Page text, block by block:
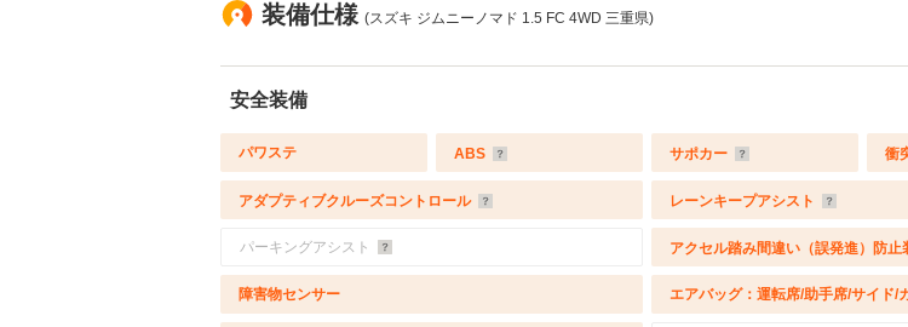
装備仕様 (スズキ ジムニーノマド 1.5 FC 4WD 三重県)
安全装備
パワステ ABS サポカー 衝
アダプティブクルーズコントロール レーンキープアシスト
パーキングアシスト アクセル踏み間違い（誤発進）防止
障害物センサー エアバッグ：運転席/助手席/サイド/